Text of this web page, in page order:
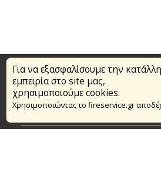
Για να εξασφαλίσουμε την
εμπειρία στο site μας,
χρησιμοποιούμε cookies.
Χρησιμοποιώντας το fireservice.gr
Επικαιρότητα
Το Πυροσβεστικό Σώμα